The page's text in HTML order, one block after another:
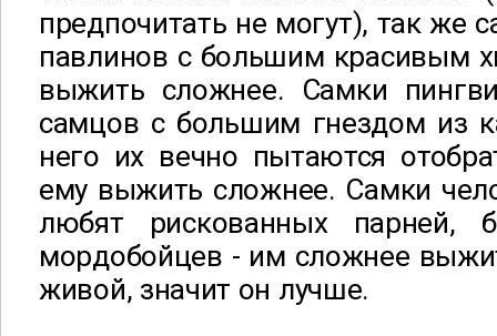
предпочитать не могут), так же
павлинов с большим красивым
выжить сложнее. Самки
самцов с большим гнездом из
него их вечно пытаются
ему выжить сложнее. Самки
любят рискованных парней,
мордобойцев - им сложнее
живой, значит он лучше.